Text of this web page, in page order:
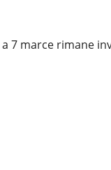
7 marce rimane